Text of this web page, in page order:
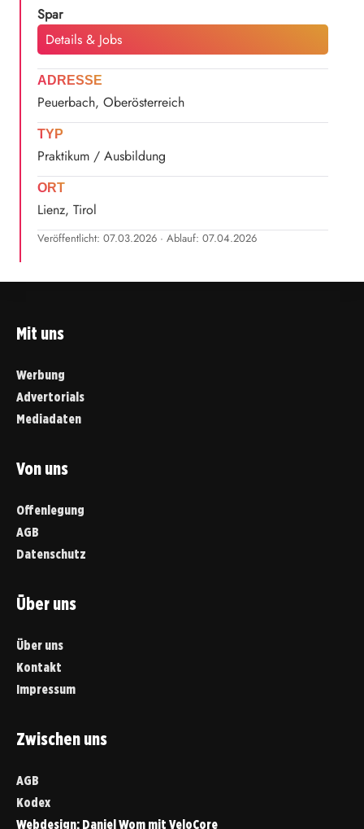
Spar
Details & Jobs
ADRESSE
Peuerbach, Oberösterreich
TYP
Praktikum / Ausbildung
ORT
Lienz, Tirol
Veröffentlicht: 07.03.2026 · Ablauf: 07.04.2026
Mit uns
Werbung
Advertorials
Mediadaten
Von uns
Offenlegung
AGB
Datenschutz
Über uns
Über uns
Kontakt
Impressum
Zwischen uns
AGB
Kodex
Webdesign: Daniel Wom mit VeloCore